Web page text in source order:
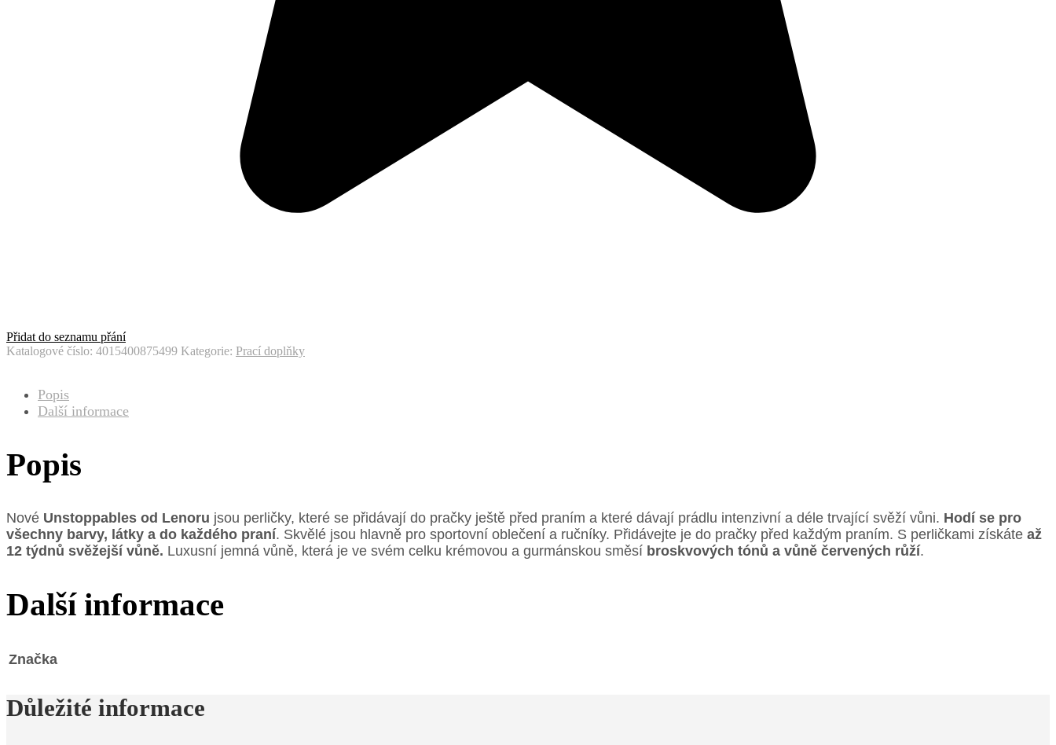
Přidat do seznamu přání
Katalogové číslo: 4015400875499 Kategorie: Prací doplňky
Popis
Další informace
Popis
Nové Unstoppables od Lenoru jsou perličky, které se přidávají do pračky ještě před praním a které dávají prádlu intenzivní a déle trvající svěží vůni. Hodí se pro
všechny barvy, látky a do každého praní. Skvělé jsou hlavně pro sportovní oblečení a ručníky. Přidávejte je do pračky před každým praním. S perličkami získáte až
12 týdnů svěžejší vůně. Luxusní jemná vůně, která je ve svém celku krémovou a gurmánskou směsí broskvových tónů a vůně červených růží.
Další informace
Značka
Důležité informace